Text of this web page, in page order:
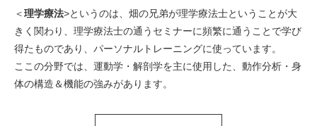
＜理学療法>というのは、畑の兄弟が理学療法士ということが大
きく関わり、理学療法士の通うセミナーに頻繁に通うことで学び
得たものであり、パーソナルトレーニングに使っています。
ここの分野では、運動学・解剖学を主に使用した、動作分析・身
体の構造＆機能の強みがあります。